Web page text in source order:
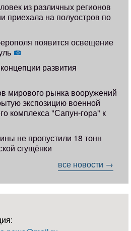
из различных регионов
приехала на полуостров по
появится освещение
развития
мирового рынка вооружений
экспозицию военной
комплекса "Сапун-гора" к
не пропустили 18 тонн
сгущёнки
все новости →